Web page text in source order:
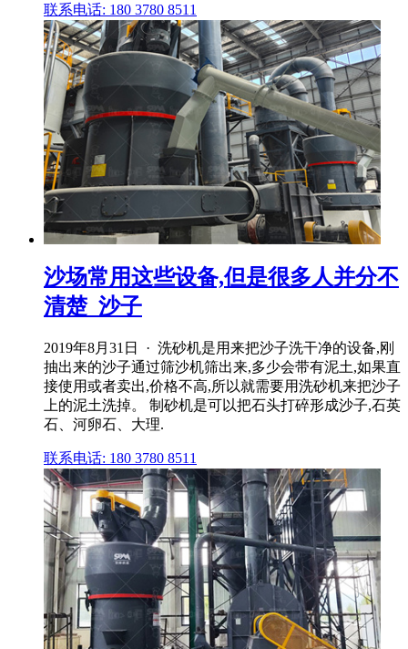
联系电话: 180 3780 8511
沙场常用这些设备,但是很多人并分不
清楚_沙子
2019年8月31日 · 洗砂机是用来把沙子洗干净的设备,刚
抽出来的沙子通过筛沙机筛出来,多少会带有泥土,如果直
接使用或者卖出,价格不高,所以就需要用洗砂机来把沙子
上的泥土洗掉。 制砂机是可以把石头打碎形成沙子,石英
石、河卵石、大理.
联系电话: 180 3780 8511